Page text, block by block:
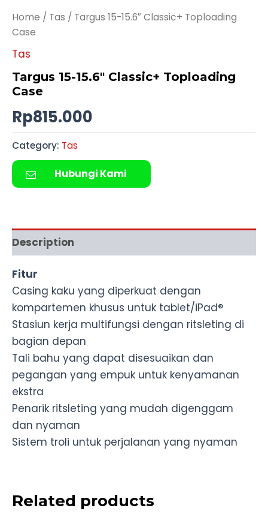
Home / Tas / Targus 15-15.6″ Classic+ Toploading
Case
Tas
Targus 15-15.6″ Classic+ Toploading
Case
Rp815.000
Category: Tas
Hubungi Kami
Description
Fitur
Casing kaku yang diperkuat dengan
kompartemen khusus untuk tablet/iPad®
Stasiun kerja multifungsi dengan ritsleting di
bagian depan
Tali bahu yang dapat disesuaikan dan
pegangan yang empuk untuk kenyamanan
ekstra
Penarik ritsleting yang mudah digenggam
dan nyaman
Sistem troli untuk perjalanan yang nyaman
Related products